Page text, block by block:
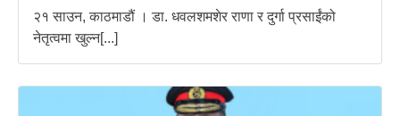
२१ साउन, काठमाडौं । डा. धवलशमशेर राणा र दुर्गा प्रसाईंको
नेतृत्वमा खुल्न[...]